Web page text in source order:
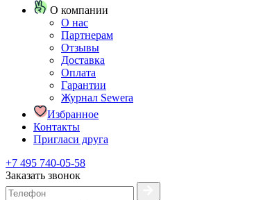
О компании
О нас
Партнерам
Отзывы
Доставка
Оплата
Гарантии
Журнал Sewera
Избранное
Контакты
Пригласи друга
+7 495 740-05-58
Заказать звонок